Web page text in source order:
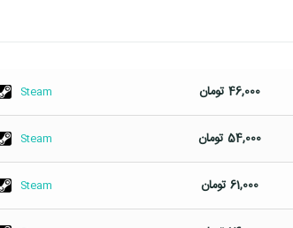
46,000 تومان Steam
54,000 تومان Steam
61,000 تومان Steam